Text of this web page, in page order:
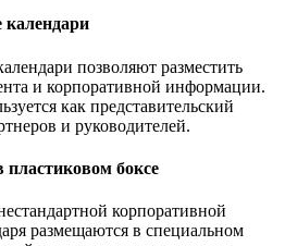
позволяют разместить
и корпоративной информации.
как представительский
и руководителей.
боксе
корпоративной
размещаются в специальном